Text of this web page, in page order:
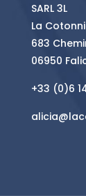
SARL 3L
La
683
06950
+33 (0)6